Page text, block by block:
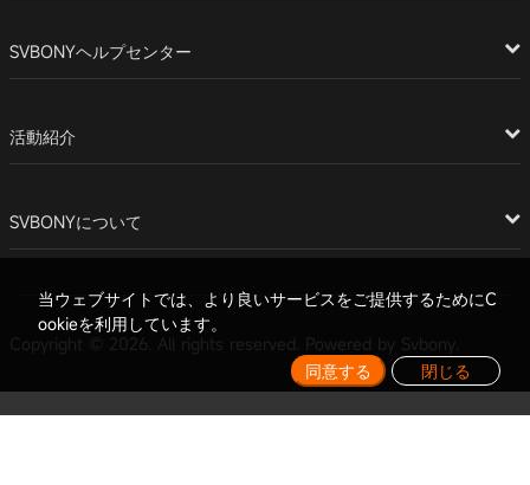
SVBONYヘルプセンター
活動紹介
SVBONYについて
当ウェブサイトでは、より良いサービスをご提供するためにC
ookieを利用しています。
同意する 閉じる